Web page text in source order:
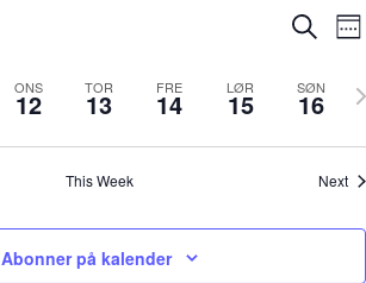
and
Søk
ONS
12 TOR
13 FRE
14 LØR
15 SØN
16
This Week Next
Abonner på kalender